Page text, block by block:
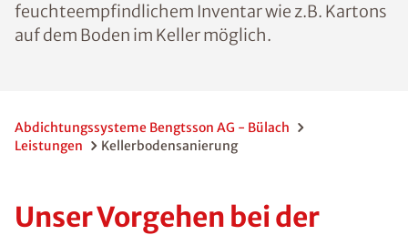
feuchteempfindlichem Inventar wie z.B. Kartons
auf dem Boden im Keller möglich.
Abdichtungssysteme Bengtsson AG - Bülach
Leistungen
Kellerbodensanierung
Unser Vorgehen bei der